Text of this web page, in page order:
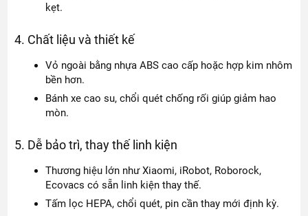
kẹt.
4. Chất liệu và thiết kế
Vỏ ngoài bằng nhựa ABS cao cấp hoặc hợp kim nhôm
bền hơn.
Bánh xe cao su, chổi quét chống rối giúp giảm hao
mòn.
5. Dễ bảo trì, thay thế linh kiện
Thương hiệu lớn như Xiaomi, iRobot, Roborock,
Ecovacs có sẵn linh kiện thay thế.
Tấm lọc HEPA, chổi quét, pin cần thay mới định kỳ.